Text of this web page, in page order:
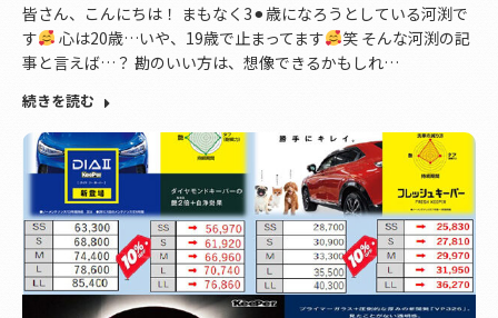
皆さん、こんにちは！ まもなく3⚫︎歳になろうとしている河渕で
す
心は20歳…いや、19歳で止まってます
笑 そんな河渕の記
事と言えば…？ 勘のいい方は、想像できるかもしれ…
続きを読む